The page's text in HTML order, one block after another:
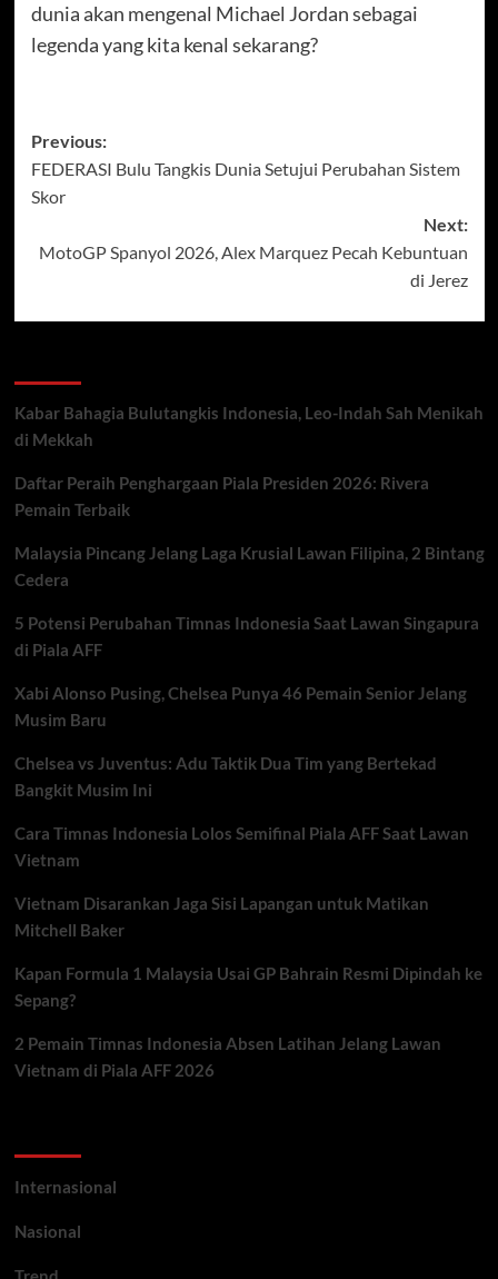
dunia akan mengenal Michael Jordan sebagai
legenda yang kita kenal sekarang?
Post
navigation
Previous:
FEDERASI Bulu Tangkis Dunia Setujui Perubahan Sistem
Skor
Next:
MotoGP Spanyol 2026, Alex Marquez Pecah Kebuntuan
di Jerez
Kabar Bahagia Bulutangkis Indonesia, Leo-Indah Sah Menikah
di Mekkah
Daftar Peraih Penghargaan Piala Presiden 2026: Rivera
Pemain Terbaik
Malaysia Pincang Jelang Laga Krusial Lawan Filipina, 2 Bintang
Cedera
5 Potensi Perubahan Timnas Indonesia Saat Lawan Singapura
di Piala AFF
Xabi Alonso Pusing, Chelsea Punya 46 Pemain Senior Jelang
Musim Baru
Chelsea vs Juventus: Adu Taktik Dua Tim yang Bertekad
Bangkit Musim Ini
Cara Timnas Indonesia Lolos Semifinal Piala AFF Saat Lawan
Vietnam
Vietnam Disarankan Jaga Sisi Lapangan untuk Matikan
Mitchell Baker
Kapan Formula 1 Malaysia Usai GP Bahrain Resmi Dipindah ke
Sepang?
2 Pemain Timnas Indonesia Absen Latihan Jelang Lawan
Vietnam di Piala AFF 2026
Internasional
Nasional